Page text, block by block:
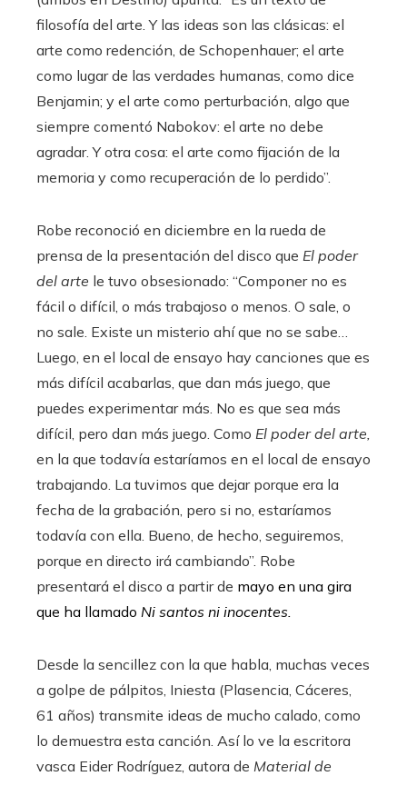
filosofía del arte. Y las ideas son las clásicas: el
arte como redención, de Schopenhauer; el arte
como lugar de las verdades humanas, como dice
Benjamin; y el arte como perturbación, algo que
siempre comentó Nabokov: el arte no debe
agradar. Y otra cosa: el arte como fijación de la
memoria y como recuperación de lo perdido”.
Robe reconoció en diciembre en la rueda de
prensa de la presentación del disco que El poder
del arte le tuvo obsesionado: “Componer no es
fácil o difícil, o más trabajoso o menos. O sale, o
no sale. Existe un misterio ahí que no se sabe…
Luego, en el local de ensayo hay canciones que es
más difícil acabarlas, que dan más juego, que
puedes experimentar más. No es que sea más
difícil, pero dan más juego. Como El poder del arte,
en la que todavía estaríamos en el local de ensayo
trabajando. La tuvimos que dejar porque era la
fecha de la grabación, pero si no, estaríamos
todavía con ella. Bueno, de hecho, seguiremos,
porque en directo irá cambiando”. Robe
presentará el disco a partir de mayo en una gira
que ha llamado Ni santos ni inocentes.
Desde la sencillez con la que habla, muchas veces
a golpe de pálpitos, Iniesta (Plasencia, Cáceres,
61 años) transmite ideas de mucho calado, como
lo demuestra esta canción. Así lo ve la escritora
vasca Eider Rodríguez, autora de Material de